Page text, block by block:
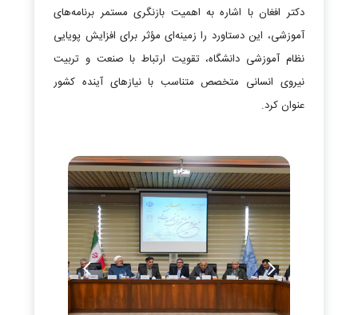
دکتر افغان با اشاره به اهمیت بازنگری مستمر برنامه‌های
آموزشی، این دستاورد را زمینه‌ای مؤثر برای افزایش پویایی
نظام آموزشی دانشگاه، تقویت ارتباط با صنعت و تربیت
نیروی انسانی متخصص متناسب با نیازهای آینده کشور
عنوان کرد.